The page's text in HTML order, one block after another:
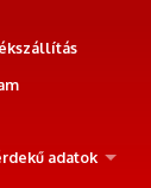
adatok